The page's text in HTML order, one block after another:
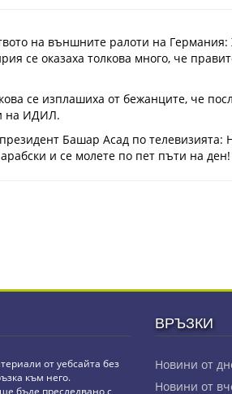
на външните ралоти на
се оказаха толкова много, че
се изплашиха от бежанците, че
на ИДИЛ.
Башар Асад по телевизията:
и се молете по пет пъти на ден!
от уебсайта без
към него.
бъде преследвано с
ВРЪЗКИ
Новини от
Новини от